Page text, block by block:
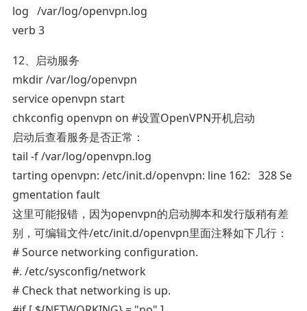
log /var/log/openvpn.log
verb 3
12、启动服务
mkdir /var/log/openvpn
service openvpn start
chkconfig openvpn on #设置OpenVPN开机启动
启动后查看服务是否正常：
tail -f /var/log/openvpn.log
tarting openvpn: /etc/init.d/openvpn: line 162: 328 Se
gmentation fault
这里可能报错，因为openvpn的启动脚本和发行版稍有差
别，可编辑文件/etc/init.d/openvpn里面注释如下几行：
# Source networking configuration.
#. /etc/sysconfig/network
# Check that networking is up.